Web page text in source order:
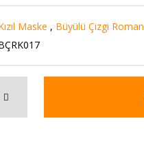
Maske , Büyülü Çizgi Roman